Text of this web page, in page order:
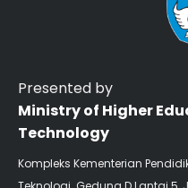
Presented by
Ministry of Higher
Technology
Kompleks Kementerian